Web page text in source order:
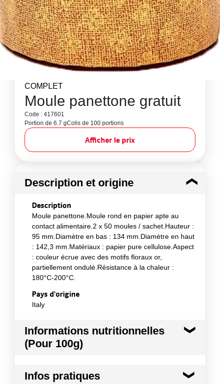
COMPLET
Moule panettone gratuit
Code : 417601
Portion de 6.7 gColis de 100 portions
Afficher le prix
Description et origine
Description
Moule panettone.Moule rond en papier apte au
contact alimentaire.2 x 50 moules / sachet.Hauteur :
95 mm.Diamètre en bas : 134 mm.Diamètre en haut
: 142,3 mm.Matériaux : papier pure cellulose.Aspect
: couleur écrue avec des motifs floraux or,
partiellement ondulé.Résistance à la chaleur :
180°C-200°C.
Pays d'origine
Italy
Informations nutritionnelles
(Pour 100g)
Infos pratiques